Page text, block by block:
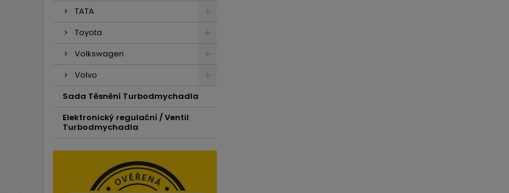
TATA
Toyota
Volkswagen
Volvo
Sada Těsnění Turbodmychadla
Elektronický regulační / Ventil
Turbodmychadla